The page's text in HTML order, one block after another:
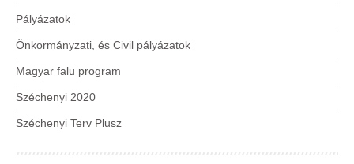
Pályázatok
Önkormányzati, és Civil pályázatok
Magyar falu program
Széchenyi 2020
Széchenyi Terv Plusz